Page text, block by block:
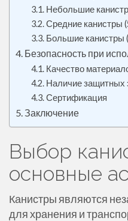
Небольшие
Средние канистры
Большие канистры
Безопасность при
Качество
Наличие защитных
Сертификация
Заключение
Выбор
основные
Канистры являются
для хранения и